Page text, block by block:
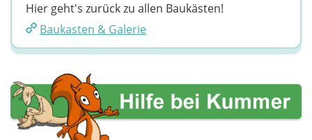
Hier geht's zurück zu allen Baukästen!
Baukasten & Galerie